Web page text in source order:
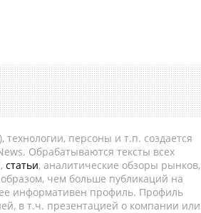
персоны и т.п. создается
Обрабатываются тексты всех
статьи, аналитические обзоры рынков,
чем больше публикаций на
информативен профиль. Профиль
в т.ч. презентацией о компании или